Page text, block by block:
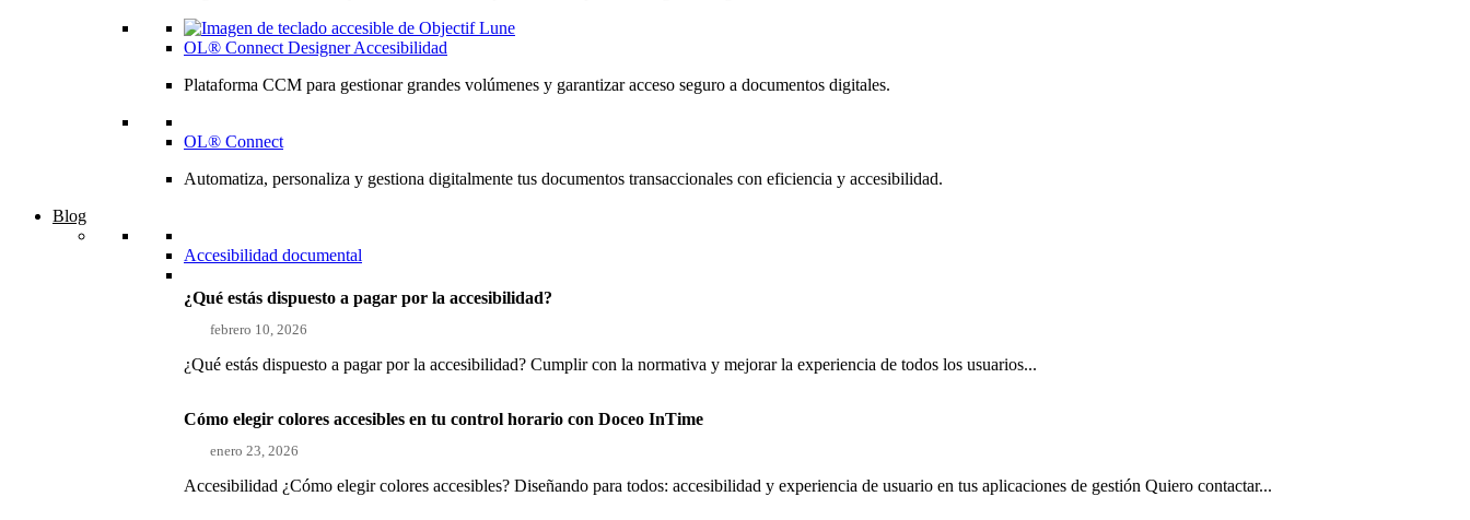
OL® Connect Designer Accesibilidad
Plataforma CCM para gestionar grandes volúmenes y garantizar acceso seguro a documentos digitales.
OL® Connect
Automatiza, personaliza y gestiona digitalmente tus documentos transaccionales con eficiencia y accesibilidad.
Blog
Accesibilidad documental
¿Qué estás dispuesto a pagar por la accesibilidad?
febrero 10, 2026
¿Qué estás dispuesto a pagar por la accesibilidad? Cumplir con la normativa y mejorar la experiencia de todos los usuarios...
Cómo elegir colores accesibles en tu control horario con Doceo InTime
enero 23, 2026
Accesibilidad ¿Cómo elegir colores accesibles? Diseñando para todos: accesibilidad y experiencia de usuario en tus aplicaciones de gestión Quiero contactar...